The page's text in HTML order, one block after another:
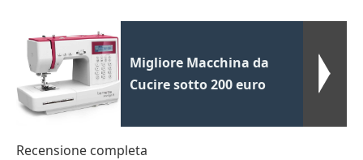
Migliore Macchina da
Cucire sotto 200 euro
Recensione completa